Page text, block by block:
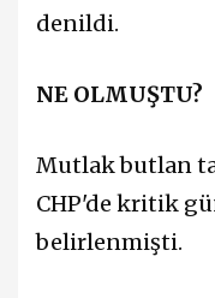
denildi.
NE OLMUŞTU?
Mutlak butlan
CHP'de kritik
belirlenmişti.